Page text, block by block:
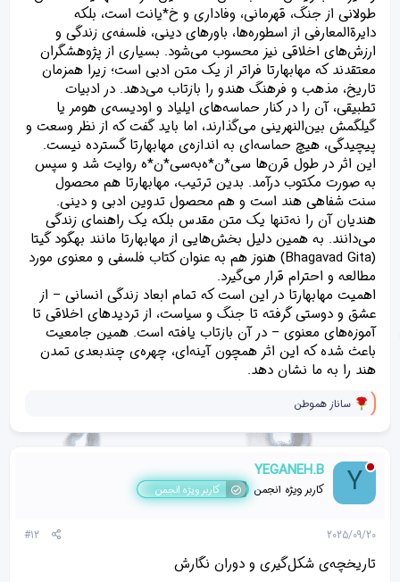
طولانی از جنگ، قهرمانی، وفاداری و خ*یانت است، بلکه
دایرة‌المعارفی از اسطوره‌ها، باورهای دینی، فلسفه‌ی زندگی و
ارزش‌های اخلاقی نیز محسوب می‌شود. بسیاری از پژوهشگران
معتقدند که مهابهارتا فراتر از یک متن ادبی است؛ زیرا همزمان
تاریخ، مذهب و فرهنگ هندو را بازتاب می‌دهد. در ادبیات
تطبیقی، آن را در کنار حماسه‌های ایلیاد و اودیسه‌ی هومر یا
گیلگمش بین‌النهرینی می‌گذارند، اما باید گفت که از نظر وسعت و
پیچیدگی، هیچ حماسه‌ای به اندازه‌ی مهابهارتا گسترده نیست.
این اثر در طول قرن‌ها سی*ن*ه‌به‌سی*ن*ه روایت شد و سپس
به صورت مکتوب درآمد. بدین ترتیب، مهابهارتا هم محصول
سنت شفاهی هند است و هم محصول تدوین ادبی و دینی.
هندیان آن را نه‌تنها یک متن مقدس بلکه یک راهنمای زندگی
می‌دانند. به همین دلیل بخش‌هایی از مهابهارتا مانند بهگود گیتا
(Bhagavad Gita) هنوز هم به عنوان کتاب فلسفی و معنوی مورد
مطالعه و احترام قرار می‌گیرد.
اهمیت مهابهارتا در این است که تمام ابعاد زندگی انسانی – از
عشق و دوستی گرفته تا جنگ و سیاست، از تردیدهای اخلاقی تا
آموزه‌های معنوی – در آن بازتاب یافته است. همین جامعیت
باعث شده که این اثر همچون آینه‌ای، چهره‌ی چندبعدی تمدن
هند را به ما نشان دهد.
و
ک
ش‌
ه
[
پ
س
ن
د
ساناز هموطن
Y
YEGANEH.B
کاربر ویژه انجمن کاربر ویژه انجمن
2025/09/20
#12
تاریخچه‌ی شکل‌گیری و دوران نگارش